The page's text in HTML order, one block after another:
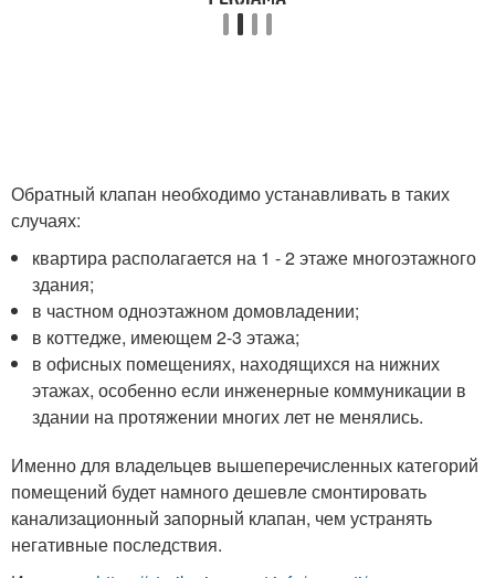
Обратный клапан необходимо устанавливать в таких
случаях:
квартира располагается на 1 - 2 этаже многоэтажного
здания;
в частном одноэтажном домовладении;
в коттедже, имеющем 2-3 этажа;
в офисных помещениях, находящихся на нижних
этажах, особенно если инженерные коммуникации в
здании на протяжении многих лет не менялись.
Именно для владельцев вышеперечисленных категорий
помещений будет намного дешевле смонтировать
канализационный запорный клапан, чем устранять
негативные последствия.